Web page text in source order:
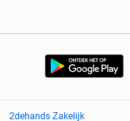
2dehands Zakelijk